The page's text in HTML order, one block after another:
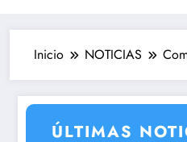
Inicio NOTICIAS
ÚLTIMAS
y Damián sorprende a
VALLE SALVAJE (7 de